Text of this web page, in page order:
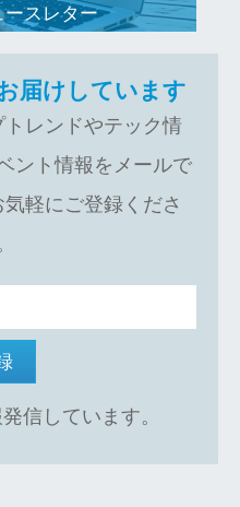
ースレター
届けしています
レンドやテック情
ント情報をメールで
軽にご登録くださ
信しています。